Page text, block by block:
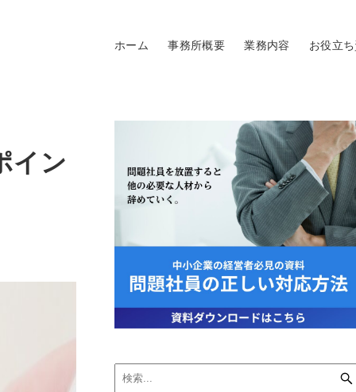
ホーム 事務所概要 業務内容 お役立
イン